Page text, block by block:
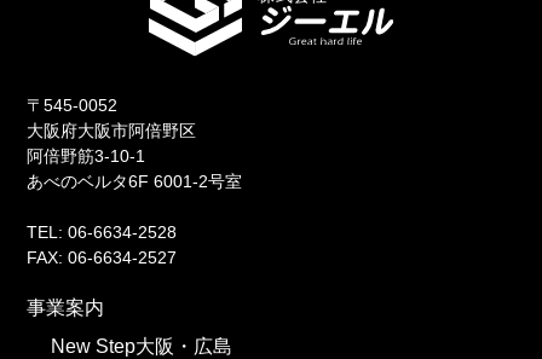
〒545-0052
大阪府大阪市阿倍野区
阿倍野筋3-10-1
あべのベルタ6F 6001-2号室
TEL: 06-6634-2528
FAX: 06-6634-2527
事業案内
New Step大阪・広島